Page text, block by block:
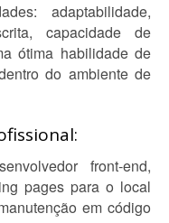
adaptabilidade,
capacidade de
ótima habilidade de
do ambiente de
front-end,
pages para o local
em código